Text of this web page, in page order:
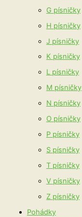
G písničky
H písničky
J písničky
K písničky
L písničky
M písničky
N písničky
O písničky
P písničky
S písničky
T písničky
V písničky
Z písničky
Pohádky